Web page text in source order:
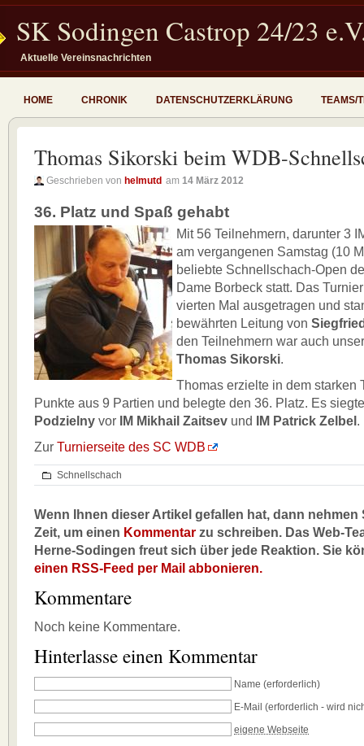
SK Sodingen Castrop 24/23
Aktuelle Vereinsnachrichten
HOME CHRONIK DATENSCHUTZERKLÄRUNG TEAMS/
Thomas Sikorski beim WDB-
Geschrieben von helmutd am 14 März 2012
36. Platz und Spaß gehabt
Mit 56 Teilnehmern, darunter 3
am vergangenen Samstag (10
beliebte Schnellschach-Open
Dame Borbeck statt. Das
vierten Mal ausgetragen und
bewährten Leitung von
den Teilnehmern war auch
Thomas Sikorski.
Thomas erzielte in dem starken
Punkte aus 9 Partien und belegte den 36. Platz. Es
Podzielny vor IM Mikhail Zaitsev und IM Patrick Zelbel .
Zur Turnierseite des SC WDB
Schnellschach
Wenn Ihnen dieser Artikel gefallen hat, dann nehmen
Zeit, um einen Kommentar zu schreiben. Das Web-
Herne-Sodingen freut sich über jede Reaktion. Sie
einen RSS-Feed per Mail abbonieren.
Kommentare
Noch keine Kommentare.
Hinterlasse einen Kommentar
Name (erforderlich)
E-Mail (erforderlich - wird
eigene Webseite